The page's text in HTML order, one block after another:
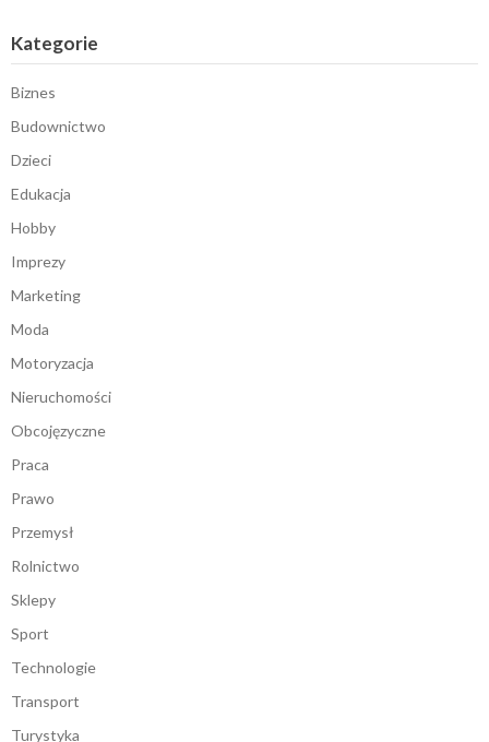
Kategorie
Biznes
Budownictwo
Dzieci
Edukacja
Hobby
Imprezy
Marketing
Moda
Motoryzacja
Nieruchomości
Obcojęzyczne
Praca
Prawo
Przemysł
Rolnictwo
Sklepy
Sport
Technologie
Transport
Turystyka